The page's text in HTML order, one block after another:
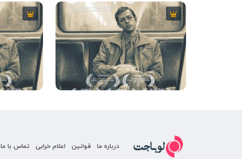
7 9 دقیقه 2013
7
درباره ما قوانین اعلام خرابی تماس با ما